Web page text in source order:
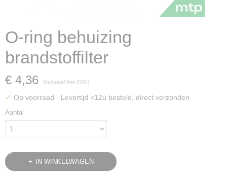
O-ring behuizing
brandstoffilter
€ 4,36 (inclusief btw 21%)
✓ Op voorraad - Levertijd <12u besteld, direct verzonden
Aantal
IN WINKELWAGEN